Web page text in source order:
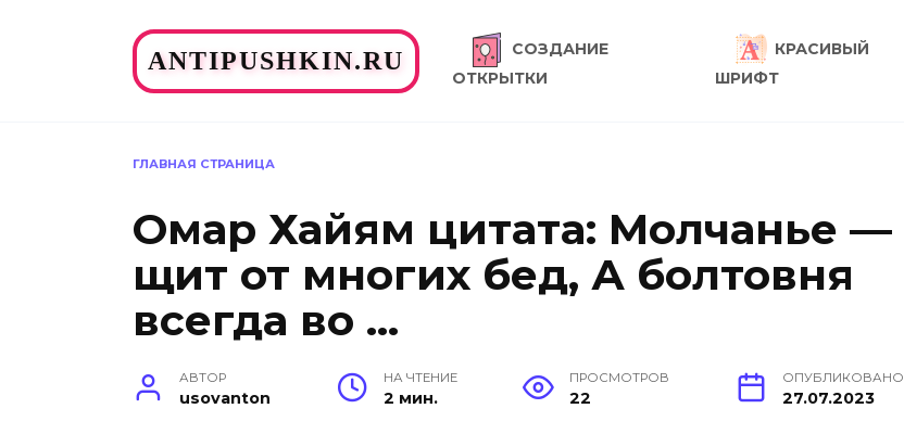
ANTIPUSHKIN.RU
СОЗДАНИЕ
ОТКРЫТКИ
КРАСИВЫЙ
ШРИФТ
ГЛАВНАЯ СТРАНИЦА
Омар Хайям цитата: Молчанье —
щит от многих бед, А болтовня
всегда во …
АВТОР
usovanton
НА ЧТЕНИЕ
2 мин.
ПРОСМОТРОВ
22
ОПУБЛИКОВАНО
27.07.2023